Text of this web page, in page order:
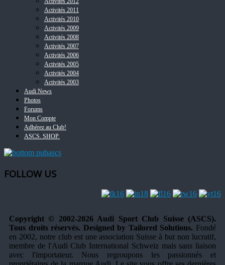
Activités 2011
Activités 2010
Activités 2009
Activités 2008
Activités 2007
Activités 2006
Activités 2005
Activités 2004
Activités 2003
Audi News
Photos
Forums
Mon Compte
Adhérez au Club!
ASCS. SHOP.
FOLLOW US
Copyright © 2002-2026 Audi Sport Club Suisse (ASCS).
Tous droits réservés. Designed by Tailored Solutions. Fondé
en 2002, notre club est une association Suisse à but non lucratif,
membre de l'Audi Club International Schweiz mais sans liaison
avec l'importateur. Nous regroupons les passionnés et